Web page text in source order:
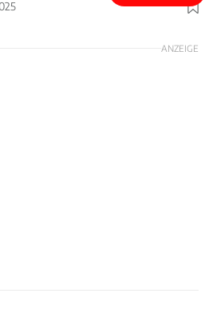
Foto: Arden
ANZEIGE